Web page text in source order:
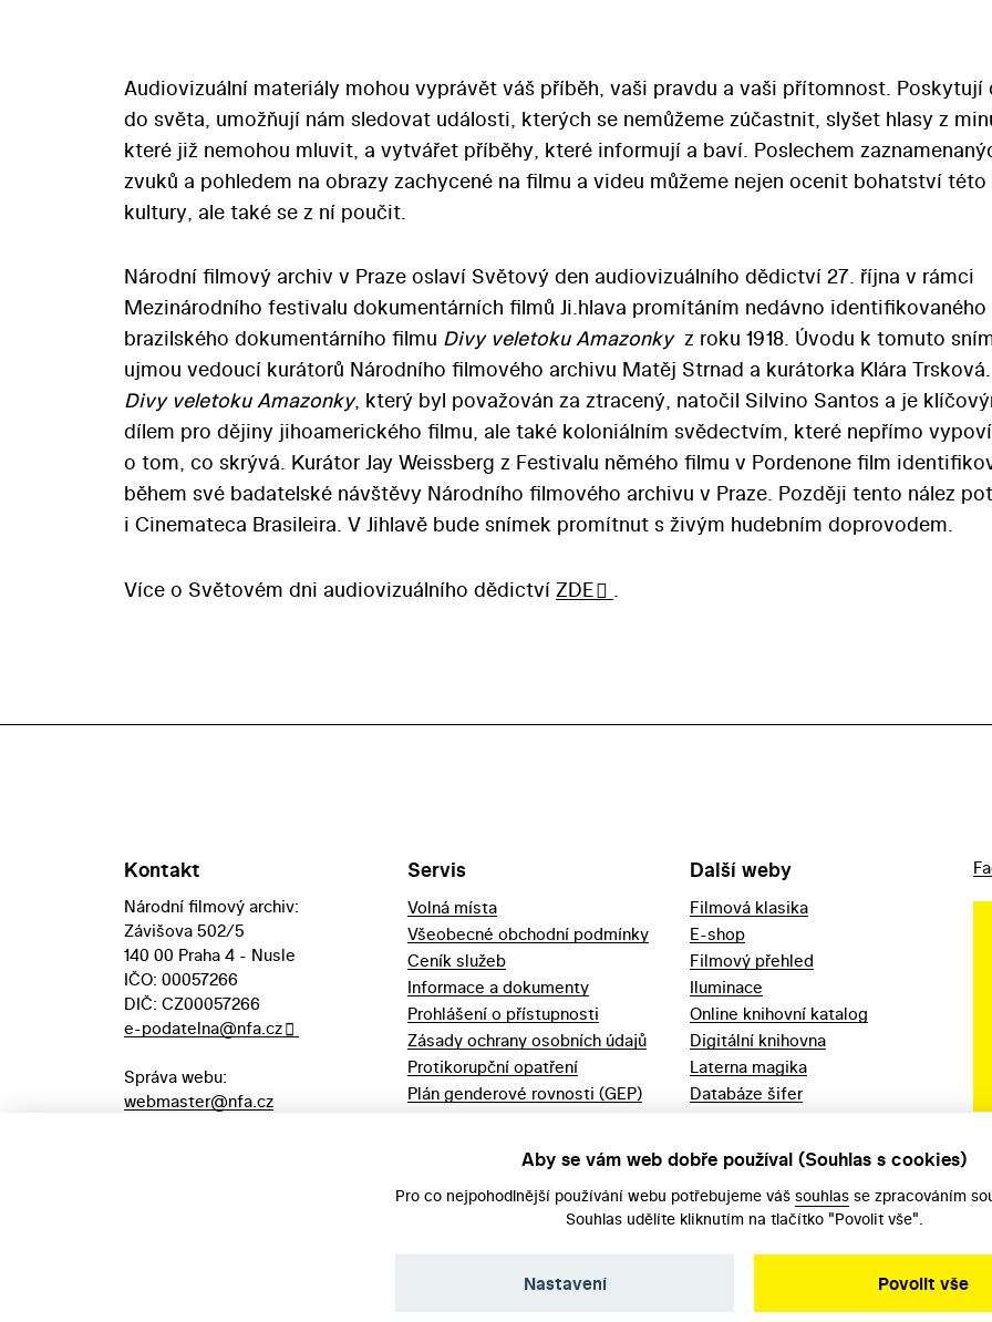
Audiovizuální materiály mohou vyprávět váš příběh, vaši pravdu a vaši přítomnost. Poskytují
do světa, umožňují nám sledovat události, kterých se nemůžeme zúčastnit, slyšet hlasy z
které již nemohou mluvit, a vytvářet příběhy, které informují a baví. Poslechem
zvuků a pohledem na obrazy zachycené na filmu a videu můžeme nejen ocenit bohatství této
kultury, ale také se z ní poučit.
Národní filmový archiv v Praze oslaví Světový den audiovizuálního dědictví 27. října v rámci
Mezinárodního festivalu dokumentárních filmů Ji.hlava promítáním nedávno identifikovaného
brazilského dokumentárního filmu Divy veletoku Amazonkyz roku 1918. Úvodu k tomuto
ujmou vedoucí kurátorů Národního filmového archivu Matěj Strnad a kurátorka Klára
Divy veletoku Amazonky, který byl považován za ztracený, natočil Silvino Santos a je
dílem pro dějiny jihoamerického filmu, ale také koloniálním svědectvím, které nepřímo
o tom, co skrývá. Kurátor Jay Weissberg z Festivalu němého filmu v Pordenone film
během své badatelské návštěvy Národního filmového archivu v Praze. Později tento nález
i Cinemateca Brasileira. V Jihlavě bude snímek promítnut s živým hudebním doprovodem.
Více o Světovém dni audiovizuálního dědictví ZDE .
Kontakt
Národní filmový archiv:
Závišova 502/5
140 00 Praha 4 - Nusle
IČO: 00057266
DIČ: CZ00057266
e-podatelna@nfa.cz
Správa webu:
webmaster@nfa.cz
Servis
Volná místa
Všeobecné obchodní podmínky
Ceník služeb
Informace a dokumenty
Prohlášení o přístupnosti
Zásady ochrany osobních údajů
Protikorupční opatření
Plán genderové rovnosti (GEP)
Další weby
Filmová klasika
E-shop
Filmový přehled
Iluminace
Online knihovní katalog
Digitální knihovna
Laterna magika
Databáze šifer
Aby se vám web dobře používal (Souhlas s cookies)
Pro co nejpohodlnější používání webu potřebujeme váš souhlas se zpracováním
Souhlas udělíte kliknutím na tlačítko "Povolit vše".
Povolit vše
Nastavení